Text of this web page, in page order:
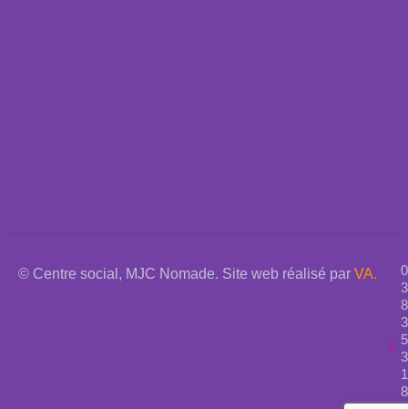
© Centre social, MJC Nomade. Site web réalisé par VA.
0
3
8
3
5
3
1
8